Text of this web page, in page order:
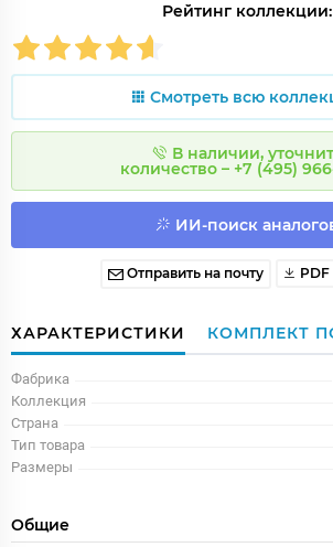
Рейтинг коллекции:
Смотреть всю
В наличии,
количество – +7 (495)
ИИ-поиск
Отправить на почту PDF
ХАРАКТЕРИСТИКИ КОМПЛЕКТ
Фабрика
Коллекция
Страна
Тип товара
Размеры
Общие